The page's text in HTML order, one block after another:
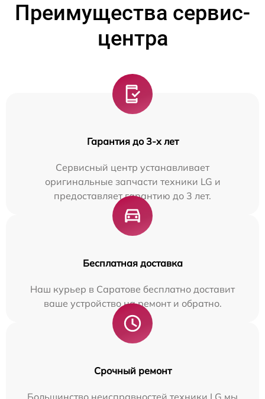
Преимущества сервис-
центра
Гарантия до 3-х лет
Сервисный центр устанавливает
оригинальные запчасти техники LG и
предоставляет гарантию до 3 лет.
Бесплатная доставка
Наш курьер в Саратове бесплатно доставит
ваше устройство на ремонт и обратно.
Срочный ремонт
Большинство неисправностей техники LG мы